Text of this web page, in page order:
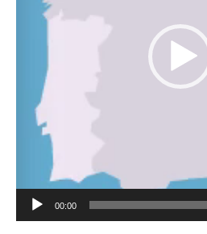
00:00